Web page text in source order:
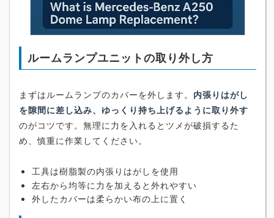
ルームランプユニットの取り外し方
まずはルームランプのカバーを外します。 内張りはがし
を隙間に差し込み、ゆっくり持ち上げるように取り外す
のがコツです。無理に力を入れるとツメが破損するた
め、慎重に作業してください。
工具は樹脂製の内張りはがしを使用
左右から均等に力を加えると外れやすい
外したカバーは柔らかい布の上に置く